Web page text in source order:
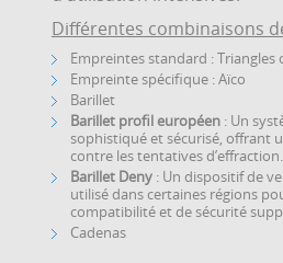
Différentes combinaisons
Empreintes standard : Triangles
Empreinte spécifique : Aïco
Barillet
Barillet profil européen : Un
sophistiqué et sécurisé, offrant
contre les tentatives d’effraction.
Barillet Deny : Un dispositif de
utilisé dans certaines régions
compatibilité et de sécurité
Cadenas